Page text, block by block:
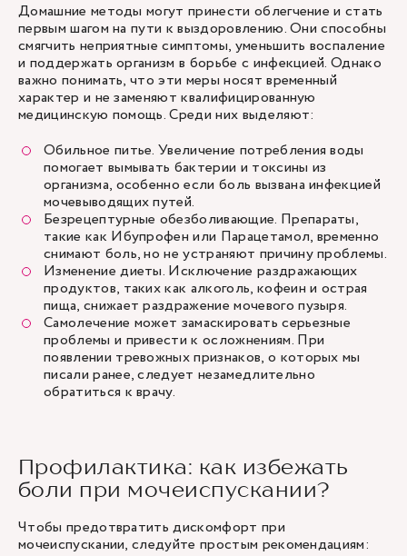
Домашние методы могут принести облегчение и стать
первым шагом на пути к выздоровлению. Они способны
смягчить неприятные симптомы, уменьшить воспаление
и поддержать организм в борьбе с инфекцией. Однако
важно понимать, что эти меры носят временный
характер и не заменяют квалифицированную
медицинскую помощь. Среди них выделяют:
Обильное питье. Увеличение потребления воды
помогает вымывать бактерии и токсины из
организма, особенно если боль вызвана инфекцией
мочевыводящих путей.
Безрецептурные обезболивающие. Препараты,
такие как Ибупрофен или Парацетамол, временно
снимают боль, но не устраняют причину проблемы.
Изменение диеты. Исключение раздражающих
продуктов, таких как алкоголь, кофеин и острая
пища, снижает раздражение мочевого пузыря.
Самолечение может замаскировать серьезные
проблемы и привести к осложнениям. При
появлении тревожных признаков, о которых мы
писали ранее, следует незамедлительно
обратиться к врачу.
Профилактика: как избежать
боли при мочеиспускании?
Чтобы предотвратить дискомфорт при
мочеиспускании, следуйте простым рекомендациям: